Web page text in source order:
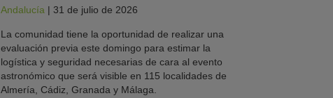
Andalucía | 31 de julio de 2026
La comunidad tiene la oportunidad de realizar una
evaluación previa este domingo para estimar la
logística y seguridad necesarias de cara al evento
astronómico que será visible en 115 localidades de
Almería, Cádiz, Granada y Málaga.